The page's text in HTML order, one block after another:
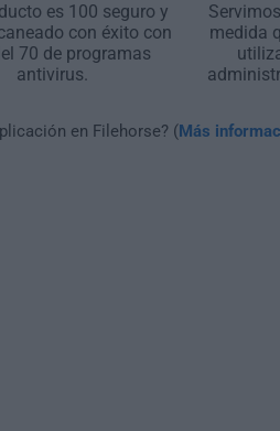
es 100 seguro y
con éxito con
70 de programas
antivirus.
medida
en Filehorse? (Más